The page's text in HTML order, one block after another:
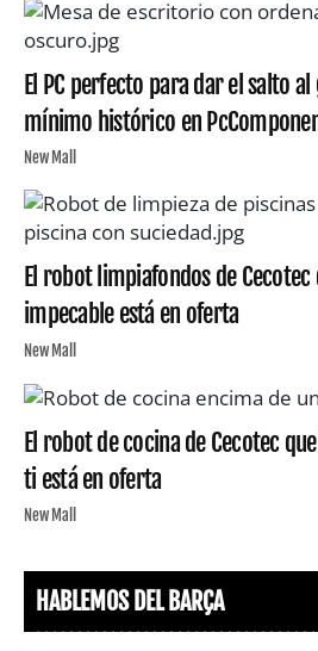
El PC perfecto para dar el salto
mínimo histórico en
New Mall
El robot limpiafondos de
impecable está en oferta
New Mall
El robot de cocina de Cecotec
ti está en oferta
New Mall
HABLEMOS DEL BARÇA